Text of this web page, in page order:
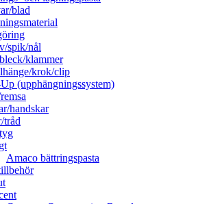
blad
spik/nål
klammer
krok/clip
(upphängningssystem)
handskar
tråd
Amaco bättringspasta